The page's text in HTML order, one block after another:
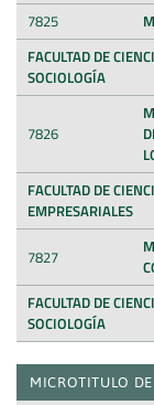
7825
FACULTAD DE
SOCIOLOGÍA
7826
FACULTAD DE
EMPRESARIALES
7827
FACULTAD DE
SOCIOLOGÍA
MICROTITULO